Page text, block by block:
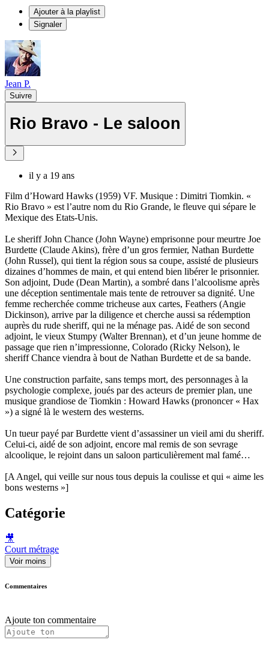
Ajouter à la playlist
Signaler
Jean P.
Suivre
Rio Bravo - Le saloon
il y a 19 ans
Film d’Howard Hawks (1959) VF. Musique : Dimitri Tiomkin. «
Rio Bravo » est l’autre nom du Rio Grande, le fleuve qui sépare le
Mexique des Etats-Unis.
Le sheriff John Chance (John Wayne) emprisonne pour meurtre Joe
Burdette (Claude Akins), frère d’un gros fermier, Nathan Burdette
(John Russel), qui tient la région sous sa coupe, assisté de plusieurs
dizaines d’hommes de main, et qui entend bien libérer le prisonnier.
Son adjoint, Dude (Dean Martin), a sombré dans l’alcoolisme après
une déception sentimentale mais tente de retrouver sa dignité. Une
femme recherchée comme tricheuse aux cartes, Feathers (Angie
Dickinson), arrive par la diligence et cherche aussi sa rédemption
auprès du rude sheriff, qui ne la ménage pas. Aidé de son second
adjoint, le vieux Stumpy (Walter Brennan), et d’un jeune homme de
passage que rien n’impressionne, Colorado (Ricky Nelson), le
sheriff Chance viendra à bout de Nathan Burdette et de sa bande.
Une construction parfaite, sans temps mort, des personnages à la
psychologie complexe, joués par des acteurs de premier plan, une
musique grandiose de Tiomkin : Howard Hawks (prononcer « Hax
») a signé là le western des westerns.
Un tueur payé par Burdette vient d’assassiner un vieil ami du sheriff.
Celui-ci, aidé de son adjoint, encore mal remis de son sevrage
alcoolique, le rejoint dans un saloon particulièrement mal famé…
[A Angel, qui veille sur nous tous depuis la coulisse et qui « aime les
bons westerns »]
Catégorie
🎥
Court métrage
Voir moins
Commentaires
Ajoute ton commentaire